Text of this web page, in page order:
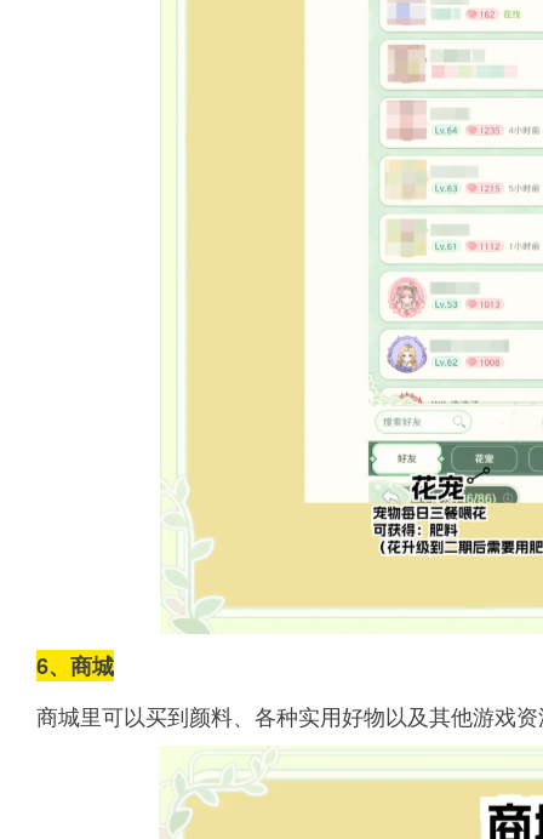
6、商城
商城里可以买到颜料、各种实用好物以及其他游戏